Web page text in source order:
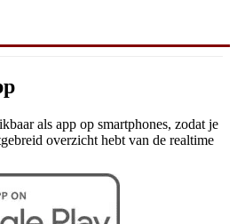
als app op smartphones, zodat je
overzicht hebt van de realtime